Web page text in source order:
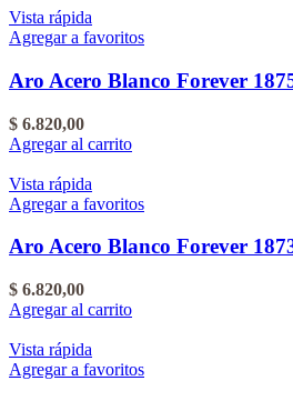
Vista rápida
Agregar a favoritos
Aro Acero Blanco Forever
$ 6.820,00
Agregar al carrito
Vista rápida
Agregar a favoritos
Aro Acero Blanco Forever
$ 6.820,00
Agregar al carrito
Vista rápida
Agregar a favoritos